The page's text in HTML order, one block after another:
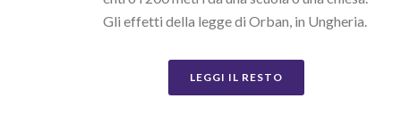
Gli effetti della legge di Orban, in Ungheria.
LEGGI IL RESTO